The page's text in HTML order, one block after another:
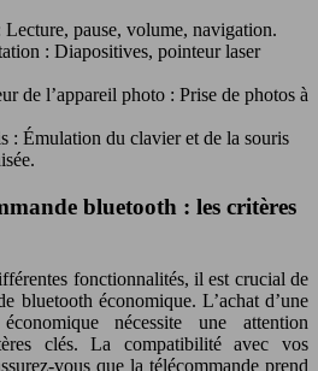
pause, volume, navigation.
: Diapositives, pointeur laser
de l’appareil photo : Prise de photos à
: Émulation du clavier et de la souris
bluetooth : les critères
fonctionnalités, il est crucial de
bluetooth économique. L’achat d’une
nécessite une attention
clés. La compatibilité avec vos
vous que la télécommande prend